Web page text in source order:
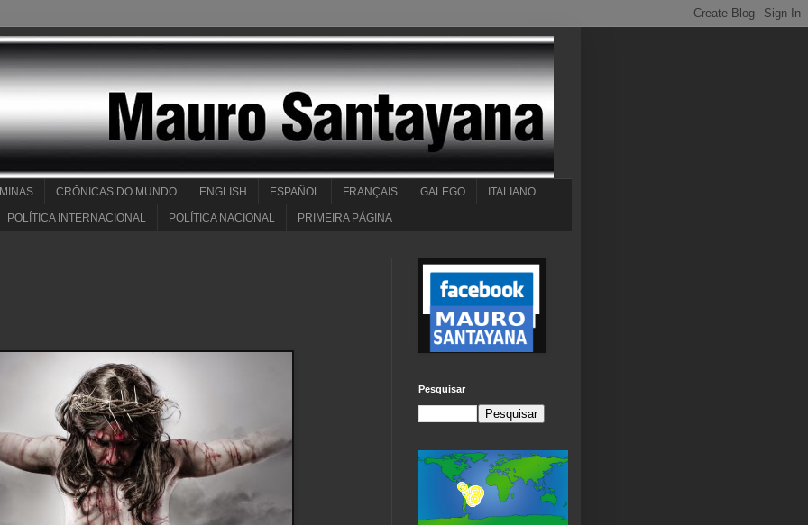
CRÔNICAS DO MUNDO ENGLISH ESPAÑOL FRANÇAIS GALEGO ITALIANO
POLÍTICA INTERNACIONAL POLÍTICA NACIONAL PRIMEIRA PÁGINA
Pesquisar